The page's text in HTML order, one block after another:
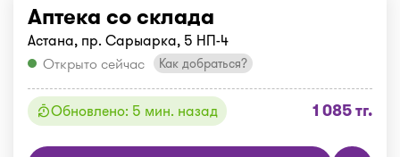
Аптека со склада
Астана, пр. Сарыарка, 5 НП-4
Открыто сейчас
Как добраться?
Обновлено: 5 мин. назад 1 085 тг.